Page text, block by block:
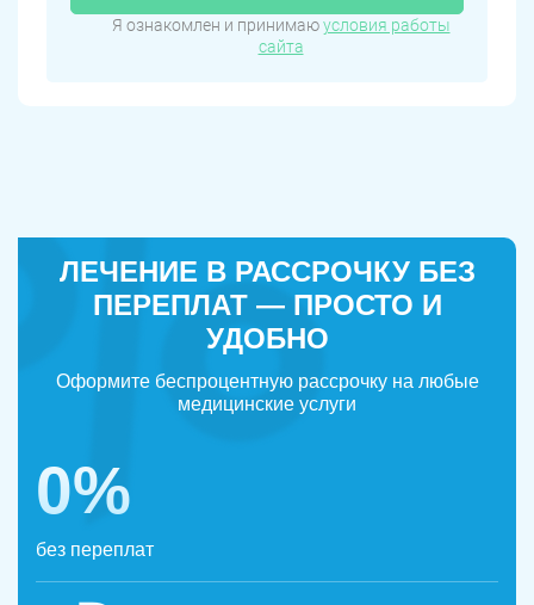
Я ознакомлен и принимаюусловия работы
сайта
ЛЕЧЕНИЕ В РАССРОЧКУ БЕЗ
ПЕРЕПЛАТ — ПРОСТО И
УДОБНО
Оформите беспроцентную рассрочку на любые
медицинские услуги
0%
без переплат